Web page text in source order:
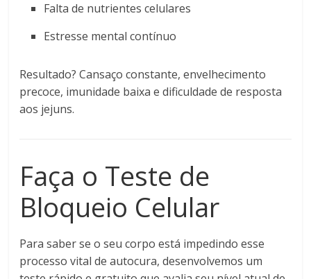
Falta de nutrientes celulares
Estresse mental contínuo
Resultado? Cansaço constante, envelhecimento
precoce, imunidade baixa e dificuldade de resposta
aos jejuns.
Faça o Teste de
Bloqueio Celular
Para saber se o seu corpo está impedindo esse
processo vital de autocura, desenvolvemos um